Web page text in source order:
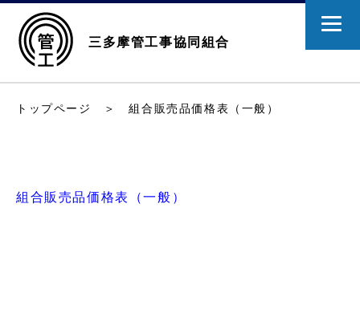
三多摩管工事協同組合
トップページ ＞ 組合販売品価格表（一般）
組合販売品価格表（一般）